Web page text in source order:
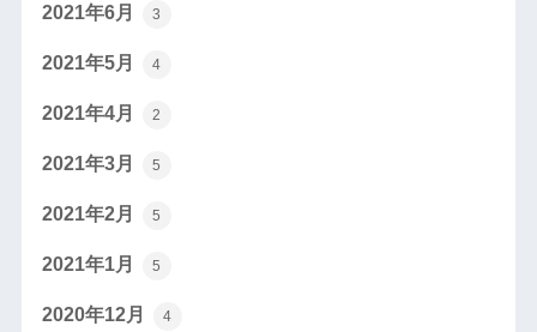
2021年6月 3
2021年5月 4
2021年4月 2
2021年3月 5
2021年2月 5
2021年1月 5
2020年12月 4